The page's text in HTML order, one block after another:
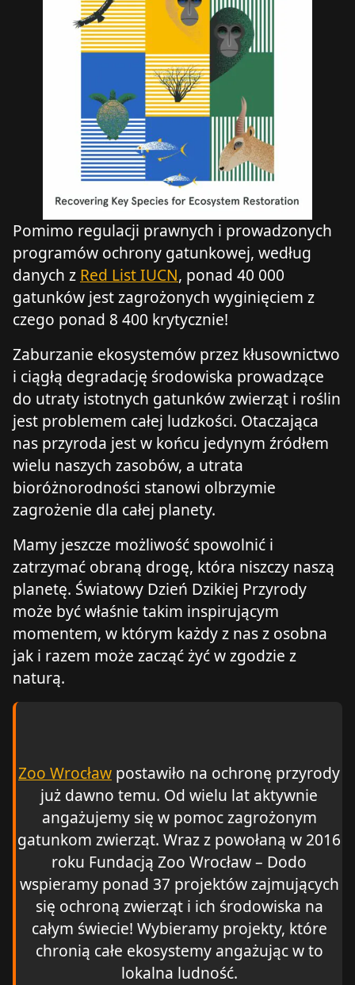
Pomimo regulacji prawnych i prowadzonych
programów ochrony gatunkowej, według
danych z Red List IUCN, ponad 40 000
gatunków jest zagrożonych wyginięciem z
czego ponad 8 400 krytycznie!
Zaburzanie ekosystemów przez kłusownictwo
i ciągłą degradację środowiska prowadzące
do utraty istotnych gatunków zwierząt i roślin
jest problemem całej ludzkości. Otaczająca
nas przyroda jest w końcu jedynym źródłem
wielu naszych zasobów, a utrata
bioróżnorodności stanowi olbrzymie
zagrożenie dla całej planety.
Mamy jeszcze możliwość spowolnić i
zatrzymać obraną drogę, która niszczy naszą
planetę. Światowy Dzień Dzikiej Przyrody
może być właśnie takim inspirującym
momentem, w którym każdy z nas z osobna
jak i razem może zacząć żyć w zgodzie z
naturą.
Zoo Wrocław postawiło na ochronę przyrody
już dawno temu. Od wielu lat aktywnie
angażujemy się w pomoc zagrożonym
gatunkom zwierząt. Wraz z powołaną w 2016
roku Fundacją Zoo Wrocław – Dodo
wspieramy ponad 37 projektów zajmujących
się ochroną zwierząt i ich środowiska na
całym świecie! Wybieramy projekty, które
chronią całe ekosystemy angażując w to
lokalna ludność.